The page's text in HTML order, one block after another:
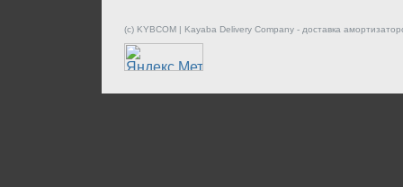
(c) KYBCOM | Kayaba Delivery Company - доставка